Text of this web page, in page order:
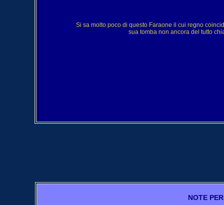
Si sa molto poco di questo Faraone il cui regno
sua tomba non ancora del tutto
NOTE